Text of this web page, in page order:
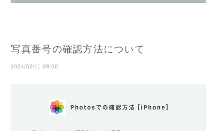
写真番号の確認方法について
2024/02/11 09:00